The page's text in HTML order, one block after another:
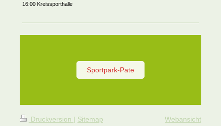
16:00 Kreissporthalle
Sportpark-Pate
Druckversion | Sitemap
Webansicht